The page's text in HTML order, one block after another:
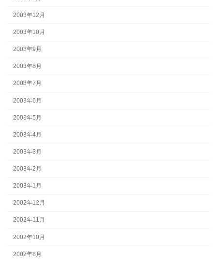
2003年12月
2003年10月
2003年9月
2003年8月
2003年7月
2003年6月
2003年5月
2003年4月
2003年3月
2003年2月
2003年1月
2002年12月
2002年11月
2002年10月
2002年8月